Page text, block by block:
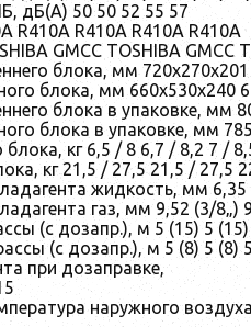
дБ(А) 50 50 52 55 57
R410A R410A R410A R410A
GMCC TOSHIBA GMCC
блока, мм
блока, мм 660x530x240
блока в упаковке, мм
блока в упаковке, мм
блока, кг 6,5 / 8 6,7 / 8,2 7 /
кг 21,5 / 27,5 21,5 / 27,5
жидкость, мм 6,35
газ, мм 9,52 (3/8„)
(с дозапр.), м 5 (15) 5 (15)
(с дозапр.), м 5 (8) 5 (8)
при дозаправке,
наружного